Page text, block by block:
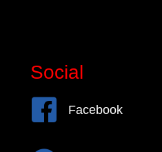
Social
FacebookFacebook